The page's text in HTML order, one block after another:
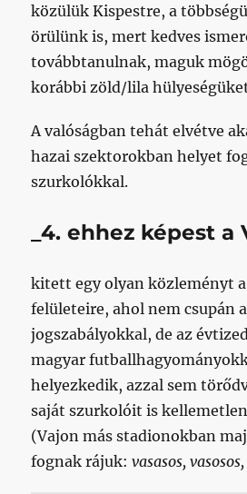
közülük Kispestre, a
örülünk is, mert kedves
továbbtanulnak, maguk
korábbi zöld/lila
A valóságban tehát elvétve
hazai szektorokban helyet
szurkolókkal.
_4. ehhez képest a
kitett egy olyan közleményt
felületeire, ahol nem csupán
jogszabályokkal, de az
magyar
helyezkedik, azzal sem
saját szurkolóit is
(Vajon más stadionokban
fognak rájuk:vasasos,